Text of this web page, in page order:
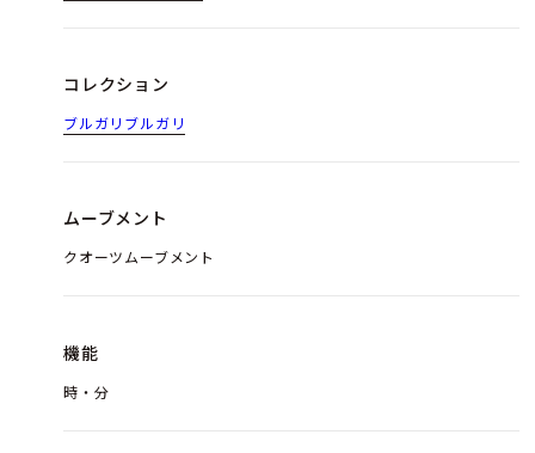
コレクション
ブルガリブルガリ
ムーブメント
クオーツムーブメント
機能
時・分